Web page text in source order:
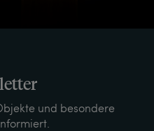
und besondere